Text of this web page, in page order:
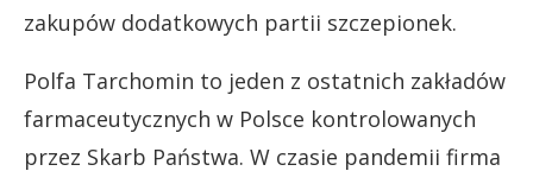
zakupów dodatkowych partii szczepionek.
Polfa Tarchomin to jeden z ostatnich zakładów
farmaceutycznych w Polsce kontrolowanych
przez Skarb Państwa. W czasie pandemii firma